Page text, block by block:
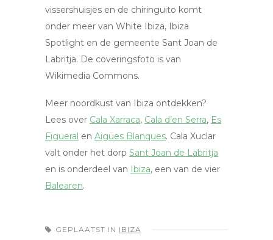
vissershuisjes en de chiringuito komt
onder meer van White Ibiza, Ibiza
Spotlight en de gemeente Sant Joan de
Labritja. De coveringsfoto is van
Wikimedia Commons.
Meer noordkust van Ibiza ontdekken?
Lees over Cala Xarraca, Cala d’en Serra, Es
Figueral en Aigües Blanques. Cala Xuclar
valt onder het dorp Sant Joan de Labritja
en is onderdeel van Ibiza, een van de vier
Balearen.
GEPLAATST IN IBIZA